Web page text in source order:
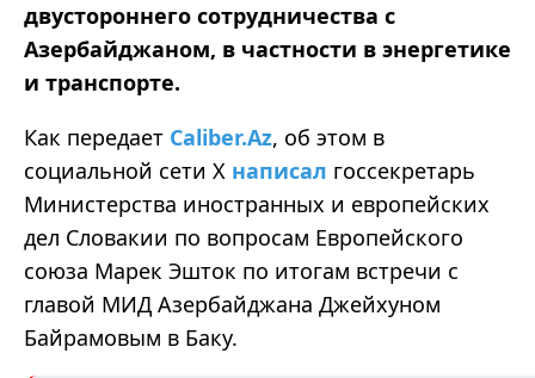
двустороннего сотрудничества с
Азербайджаном, в частности в энергетике
и транспорте.
Как передает Caliber.Az, об этом в
социальной сети X написал госсекретарь
Министерства иностранных и европейских
дел Словакии по вопросам Европейского
союза Марек Эшток по итогам встречи с
главой МИД Азербайджана Джейхуном
Байрамовым в Баку.